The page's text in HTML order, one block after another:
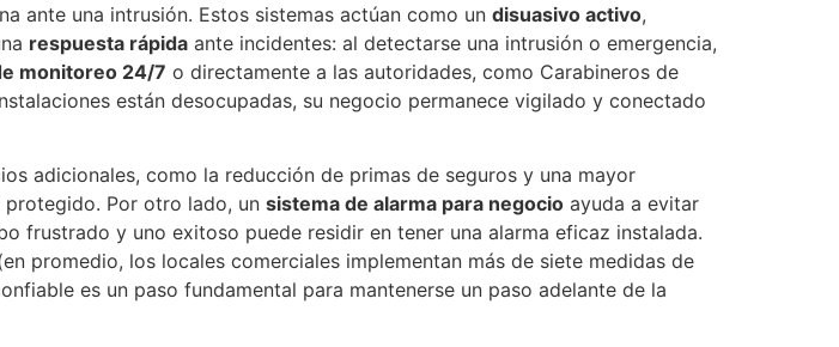
ante una intrusión. Estos sistemas actúan como un disuasivo activo,
respuesta rápida ante incidentes: al detectarse una intrusión o emergencia,
monitoreo 24/7 o directamente a las autoridades, como Carabineros de
están desocupadas, su negocio permanece vigilado y conectado
adicionales, como la reducción de primas de seguros y una mayor
Por otro lado, un sistema de alarma para negocio ayuda a evitar
frustrado y uno exitoso puede residir en tener una alarma eficaz instalada.
promedio, los locales comerciales implementan más de siete medidas de
es un paso fundamental para mantenerse un paso adelante de la